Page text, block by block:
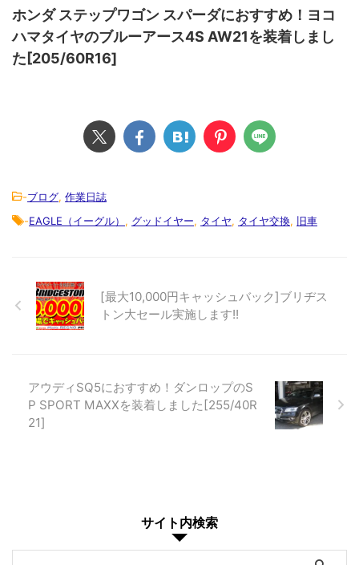
ホンダ ステップワゴン スパーダにおすすめ！ヨコ
ハマタイヤのブルーアース4S AW21を装着しまし
た[205/60R16]
-ブログ, 作業日誌
-EAGLE（イーグル） , グッドイヤー, タイヤ, タイヤ交換, 旧車
[最大10,000円キャッシュバック]ブリヂス
トン大セール実施します!!
アウディSQ5におすすめ！ダンロップのS
P SPORT MAXXを装着しました[255/40R
21]
サイト内検索